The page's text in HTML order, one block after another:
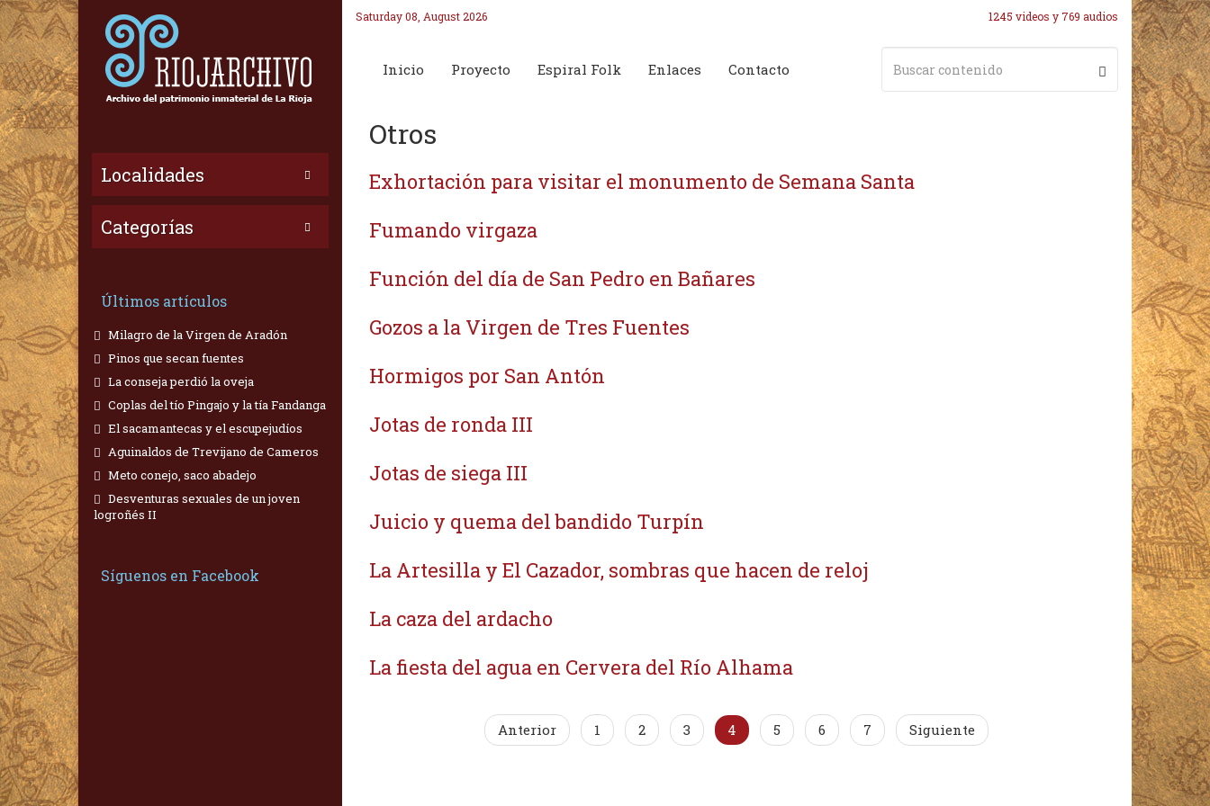
Localidades
Categorías
Últimos artículos
Milagro de la Virgen de Aradón
Pinos que secan fuentes
La conseja perdió la oveja
Coplas del tío Pingajo y la tía Fandanga
El sacamantecas y el escupejudíos
Aguinaldos de Trevijano de Cameros
Meto conejo, saco abadejo
Desventuras sexuales de un joven
logroñés II
Síguenos en Facebook
Saturday 08, August 2026 1245 videos y 769 audios
Inicio Proyecto Espiral Folk Enlaces Contacto
Otros
Exhortación para visitar el monumento de Semana Santa
Fumando virgaza
Función del día de San Pedro en Bañares
Gozos a la Virgen de Tres Fuentes
Hormigos por San Antón
Jotas de ronda III
Jotas de siega III
Juicio y quema del bandido Turpín
La Artesilla y El Cazador, sombras que hacen de reloj
La caza del ardacho
La fiesta del agua en Cervera del Río Alhama
Anterior 1 2 3 4 5 6 7 Siguiente